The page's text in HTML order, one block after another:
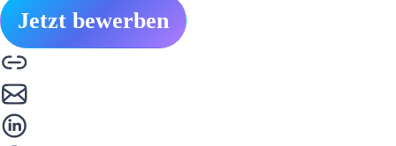
Jetzt bewerben